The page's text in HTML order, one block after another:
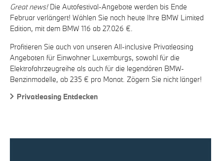
Great news!Die Autofestival-Angebote werden bis Ende
Februar verlängert! Wählen Sie noch heute Ihre BMW Limited
Edition, mit dem BMW 116 ab 27.026 €.
Profitieren Sie auch von unseren All-inclusive Privatleasing
Angeboten für Einwohner Luxemburgs, sowohl für die
Elektrofahrzeugreihe als auch für die legendären BMW-
Benzinmodelle, ab 235 € pro Monat. Zögern Sie nicht länger!
Privatleasing Entdecken